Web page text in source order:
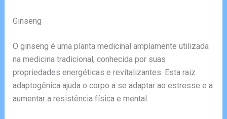
Ginseng
O ginseng é uma planta medicinal amplamente utilizada
na medicina tradicional, conhecida por suas
propriedades energéticas e revitalizantes. Esta raiz
adaptogênica ajuda o corpo a se adaptar ao estresse e a
aumentar a resistência física e mental.